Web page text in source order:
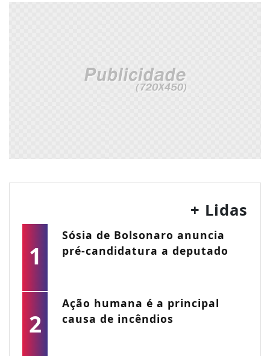
+ Lidas
1
Sósia de Bolsonaro anuncia
pré-candidatura a deputado
2
Ação humana é a principal
causa de incêndios